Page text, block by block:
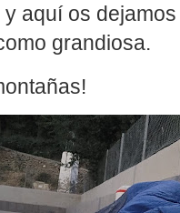
aquí os
grandiosa.